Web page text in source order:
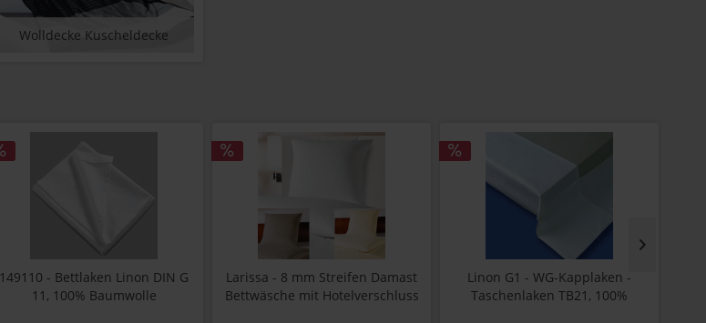
Wolldecke Kuscheldecke
149110 - Bettlaken Linon DIN G
11, 100% Baumwolle
Larissa - 8 mm Streifen Damast
Bettwäsche mit Hotelverschluss
Linon G1 - WG-Kapplaken -
Taschenlaken TB21, 100%